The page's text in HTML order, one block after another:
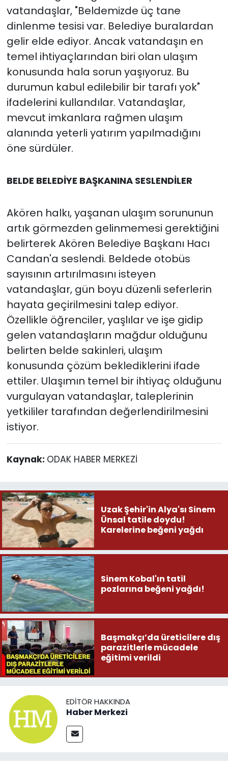
vatandaşlar, "Beldemizde üç tane
dinlenme tesisi var. Belediye buralardan
gelir elde ediyor. Ancak vatandaşın en
temel ihtiyaçlarından biri olan ulaşım
konusunda hala sorun yaşıyoruz. Bu
durumun kabul edilebilir bir tarafı yok"
ifadelerini kullandılar. Vatandaşlar,
mevcut imkanlara rağmen ulaşım
alanında yeterli yatırım yapılmadığını
öne sürdüler.
BELDE BELEDİYE BAŞKANINA SESLENDİLER
Akören halkı, yaşanan ulaşım sorununun
artık görmezden gelinmemesi gerektiğini
belirterek Akören Belediye Başkanı Hacı
Candan'a seslendi. Beldede otobüs
sayısının artırılmasını isteyen
vatandaşlar, gün boyu düzenli seferlerin
hayata geçirilmesini talep ediyor.
Özellikle öğrenciler, yaşlılar ve işe gidip
gelen vatandaşların mağdur olduğunu
belirten belde sakinleri, ulaşım
konusunda çözüm beklediklerini ifade
ettiler. Ulaşımın temel bir ihtiyaç olduğunu
vurgulayan vatandaşlar, taleplerinin
yetkililer tarafından değerlendirilmesini
istiyor.
Kaynak: ODAK HABER MERKEZİ
Uzak Şehir'in Alya'sı Sinem
Ünsal tatile doydu!
Karelerine beğeni yağdı
Sinem Kobal'ın tatil
pozlarına beğeni yağdı!
Başmakçı’da üreticilere dış
parazitlerle mücadele
eğitimi verildi
EDITÖR HAKKINDA
Haber Merkezi